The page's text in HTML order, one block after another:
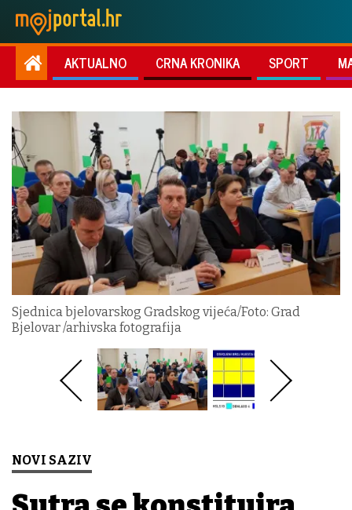
AKTUALNO CRNA KRONIKA SPORT
Sjednica bjelovarskog Gradskog vijeća/Foto: Grad
Bjelovar /arhivska fotografija
NOVI SAZIV